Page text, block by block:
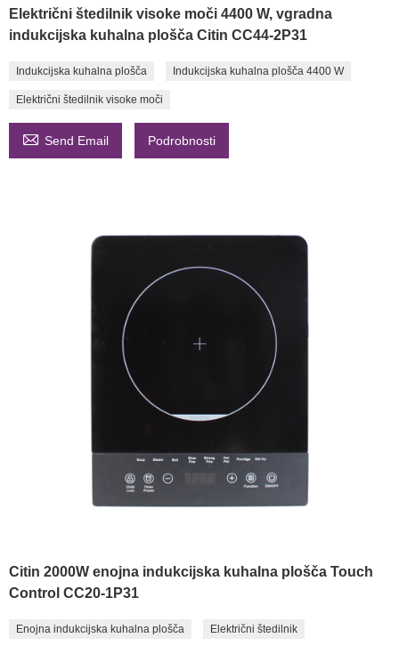
Električni štedilnik visoke moči 4400 W, vgradna
indukcijska kuhalna plošča Citin CC44-2P31
Indukcijska kuhalna plošča Indukcijska kuhalna plošča 4400 W
Električni štedilnik visoke moči
 Send Email Podrobnosti
Citin 2000W enojna indukcijska kuhalna plošča Touch
Control CC20-1P31
Enojna indukcijska kuhalna plošča Električni štedilnik